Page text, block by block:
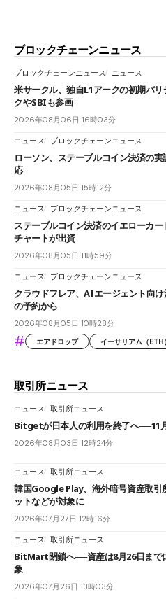
ブロックチェーンニュース
ブロックチェーンニュース ニュース
米サークル、独自L1アークの初期バ
クやSBIも参画
2026年08月06日 16時03分
ニュース ブロックチェーンニュース
ローソン、ステーブルコイン決済の
応
2026年08月05日 15時12分
ニュース ブロックチェーンニュース
ステーブルコイン決済のイエローカー
チャートが出資
2026年08月05日 11時59分
ニュース ブロックチェーンニュース
クラウドフレア、AIエージェント向
の予約から
2026年08月05日 10時28分
# エアドロップ イーサリアム（ETH）
取引所ニュース
ニュース 取引所ニュース
Bitgetが日本人の利用を終了へ──11
2026年08月03日 12時24分
ニュース 取引所ニュース
韓国Google Play、海外暗号資産取
ットなどが対象に
2026年07月27日 12時16分
ニュース 取引所ニュース
BitMart閉鎖へ──資産は8月26日まで
象
2026年07月26日 13時03分